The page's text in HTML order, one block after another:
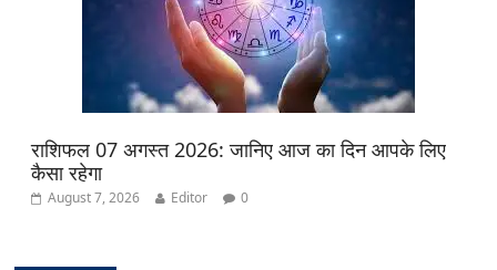
राशिफल 07 अगस्त 2026: जानिए आज का दिन आपके लिए
कैसा रहेगा
August 7, 2026 Editor 0